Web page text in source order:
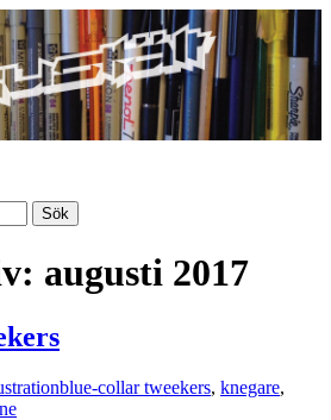
| Klotter
augusti 2017
blue-collar tweekers, knegare,